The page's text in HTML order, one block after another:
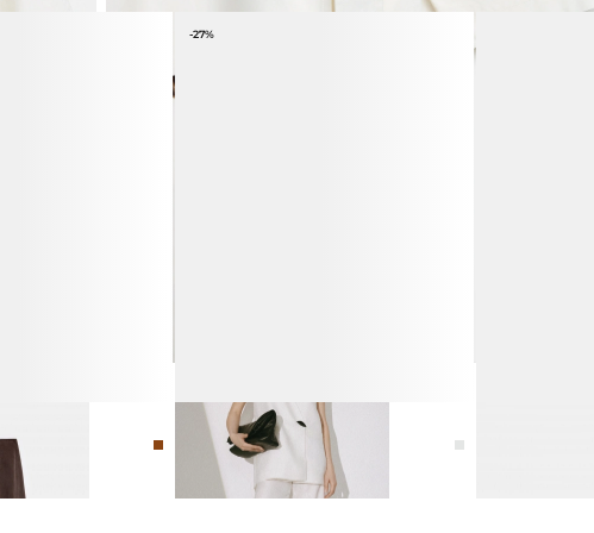
-27%
БРЮКИ ИЗ 100% ЛЬНА
10 990 ₽14 990 ₽
КАЗАКИ ИЗ